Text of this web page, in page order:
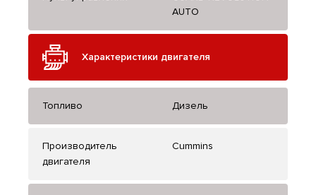
AUTO
Характеристики двигателя
Топливо Дизель
Производитель
двигателя
Cummins